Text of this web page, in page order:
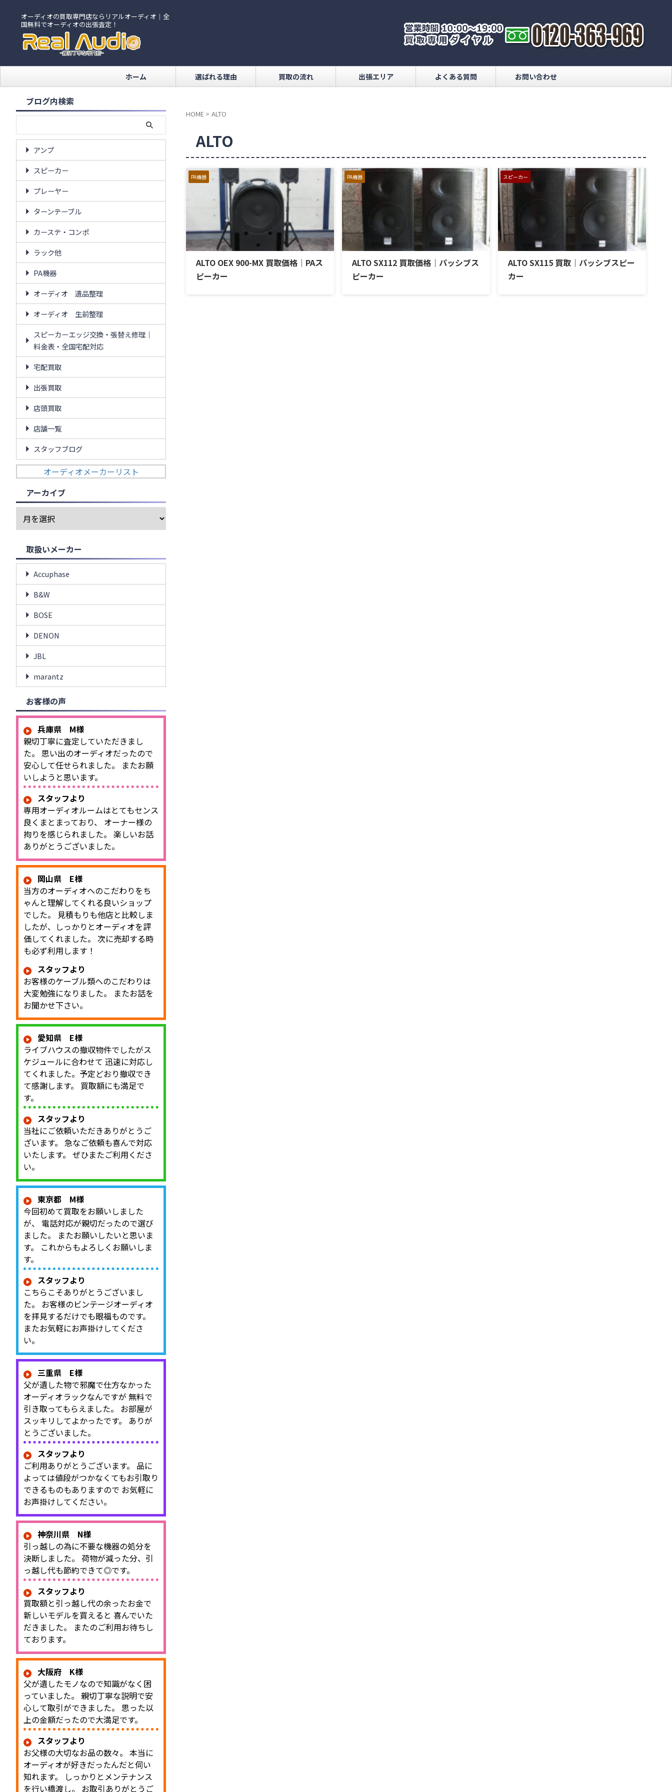
オーディオの買取専門店ならリアルオーディオ｜全
国無料でオーディオの出張査定！
ホーム 選ばれる理由 買取の流れ 出張エリア よくある質問 お問い合わせ
HOME > ALTO
ALTO
PA機器
ALTO OEX 900-MX 買取価格｜PAス
ピーカー
PA機器
ALTO SX112 買取価格｜パッシブス
ピーカー
スピーカー
ALTO SX115 買取｜パッシブスピー
カー
ブログ内検索
アンプ
スピーカー
プレーヤー
ターンテーブル
カーステ・コンポ
ラック他
PA機器
オーディオ 遺品整理
オーディオ 生前整理
スピーカーエッジ交換・張替え修理｜
料金表・全国宅配対応
宅配買取
出張買取
店頭買取
店舗一覧
スタッフブログ
オーディオメーカーリスト
アーカイブ
取扱いメーカー
Accuphase
B&W
BOSE
DENON
JBL
marantz
お客様の声
兵庫県 M様
親切丁寧に査定していただきまし
た。 思い出のオーディオだったので
安心して任せられました。 またお願
いしようと思います。
スタッフより
専用オーディオルームはとてもセンス
良くまとまっており、 オーナー様の
拘りを感じられました。 楽しいお話
ありがとうございました。
岡山県 E様
当方のオーディオへのこだわりをち
ゃんと理解してくれる良いショップ
でした。 見積もりも他店と比較しま
したが、しっかりとオーディオを評
価してくれました。 次に売却する時
も必ず利用します！
スタッフより
お客様のケーブル類へのこだわりは
大変勉強になりました。 またお話を
お聞かせ下さい。
愛知県 E様
ライブハウスの撤収物件でしたがス
ケジュールに合わせて 迅速に対応し
てくれました。予定どおり撤収でき
て感謝します。 買取額にも満足で
す。
スタッフより
当社にご依頼いただきありがとうご
ざいます。 急なご依頼も喜んで対応
いたします。 ぜひまたご利用くださ
い。
東京都 M様
今回初めて買取をお願いしました
が、 電話対応が親切だったので選び
ました。 またお願いしたいと思いま
す。 これからもよろしくお願いしま
す。
スタッフより
こちらこそありがとうございまし
た。 お客様のビンテージオーディオ
を拝見するだけでも眼福ものです。
またお気軽にお声掛けしてくださ
い。
三重県 E様
父が遺した物で邪魔で仕方なかった
オーディオラックなんですが 無料で
引き取ってもらえました。 お部屋が
スッキリしてよかったです。 ありが
とうございました。
スタッフより
ご利用ありがとうございます。 品に
よっては値段がつかなくてもお引取り
できるものもありますので お気軽に
お声掛けしてください。
神奈川県 N様
引っ越しの為に不要な機器の処分を
決断しました。 荷物が減った分、引
っ越し代も節約できて◎です。
スタッフより
買取額と引っ越し代の余ったお金で
新しいモデルを買えると 喜んでいた
だきました。 またのご利用お待ちし
ております。
大阪府 K様
父が遺したモノなので知識がなく困
っていました。 親切丁寧な説明で安
心して取引ができました。 思った以
上の金額だったので大満足です。
スタッフより
お父様の大切なお品の数々。 本当に
オーディオが好きだったんだと伺い
知れます。 しっかりとメンテナンス
を行い橋渡し。 お取引ありがとうご